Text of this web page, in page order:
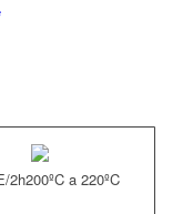
2h200ºC a 220ºC